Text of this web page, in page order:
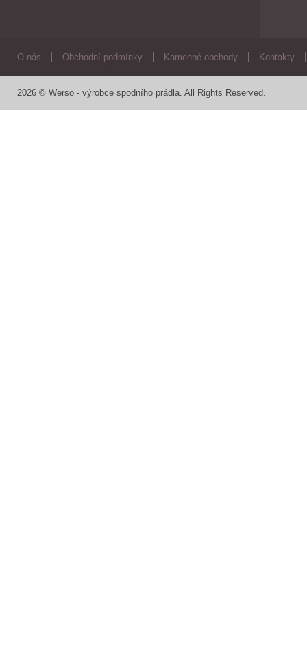
O nás Obchodní podmínky Kamenné obchody Kontakty
2026 © Werso - výrobce spodního prádla. All Rights Reserved.